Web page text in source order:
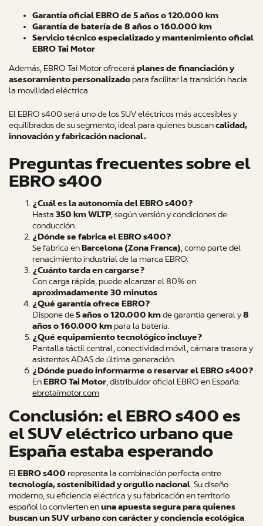
Garantía oficial EBRO de 5 años o 120.000 km
Garantía de batería de 8 años o 160.000 km
Servicio técnico especializado y mantenimiento oficial
EBRO Tai Motor
Además, EBRO Tai Motor ofrecerá planes de financiación y
asesoramiento personalizado para facilitar la transición hacia
la movilidad eléctrica.
El EBRO s400 será uno de los SUV eléctricos más accesibles y
equilibrados de su segmento, ideal para quienes buscancalidad,
innovación y fabricación nacional.
Preguntas frecuentes sobre el
EBRO s400
¿Cuál es la autonomía del EBRO s400?
Hasta 350 km WLTP, según versión y condiciones de
conducción.
¿Dónde se fabrica el EBRO s400?
Se fabrica enBarcelona (Zona Franca), como parte del
renacimiento industrial de la marca EBRO.
¿Cuánto tarda en cargarse?
Con carga rápida, puede alcanzar el 80% en
aproximadamente 30 minutos.
¿Qué garantía ofrece EBRO?
Dispone de5 años o 120.000 kmde garantía general y8
años o 160.000 km para la batería.
¿Qué equipamiento tecnológico incluye?
Pantalla táctil central, conectividad móvil, cámara trasera y
asistentes ADAS de última generación.
¿Dónde puedo informarme o reservar el EBRO s400?
EnEBRO Tai Motor, distribuidor oficial EBRO en España:
ebrotaimotor.com
Conclusión: el EBRO s400 es
el SUV eléctrico urbano que
España estaba esperando
ElEBRO s400 representa la combinación perfecta entre
tecnología, sostenibilidad y orgullo nacional. Su diseño
moderno, su eficiencia eléctrica y su fabricación en territorio
español lo convierten enuna apuesta segura para quienes
buscan un SUV urbano con carácter y conciencia ecológica.